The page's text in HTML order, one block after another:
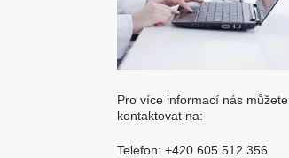
Pro více informací nás můžete
kontaktovat na:
Telefon: +420 605 512 356